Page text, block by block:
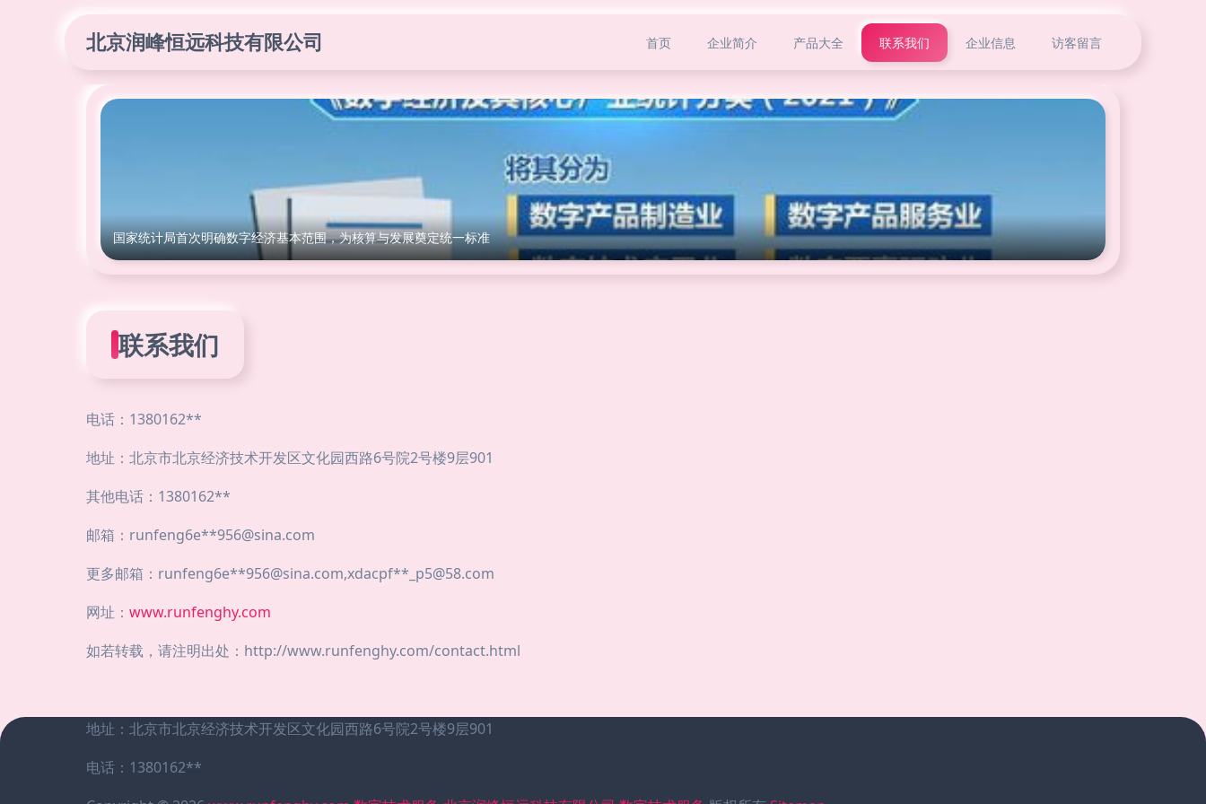
北京润峰恒远科技有限公司 首页 企业简介 产品大全 联系我们 企业信息 访客留言
国家统计局首次明确数字经济基本范围，为核算与发展奠定统一标准
联系我们
电话：1380162**
地址：北京市北京经济技术开发区文化园西路6号院2号楼9层901
其他电话：1380162**
邮箱：runfeng6e**956@sina.com
更多邮箱：runfeng6e**956@sina.com,xdacpf** _p5@58.com
网址： www.runfenghy.com
如若转载，请注明出处：http://www.runfenghy.com/contact.html
地址：北京市北京经济技术开发区文化园西路6号院2号楼9层901
电话：1380162**